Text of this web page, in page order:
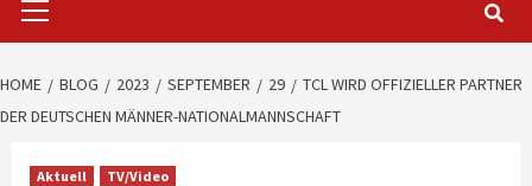
Menu
HOME BLOG 2023 SEPTEMBER 29
TCL WIRD OFFIZIELLER PARTNER
DER DEUTSCHEN MÄNNER-NATIONALMANNSCHAFT
Aktuell TV/Video